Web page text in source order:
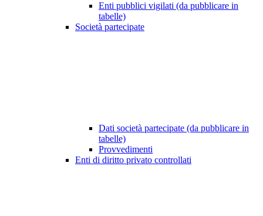
Enti pubblici vigilati (da pubblicare in
tabelle)
Società partecipate
Dati società partecipate (da pubblicare in
tabelle)
Provvedimenti
Enti di diritto privato controllati